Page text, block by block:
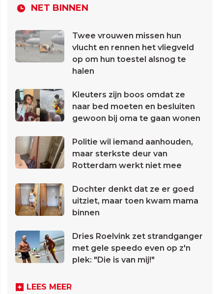
NET BINNEN
Twee vrouwen missen hun
vlucht en rennen het vliegveld
op om hun toestel alsnog te
halen
Kleuters zijn boos omdat ze
naar bed moeten en besluiten
gewoon bij oma te gaan wonen
Politie wil iemand aanhouden,
maar sterkste deur van
Rotterdam werkt niet mee
Dochter denkt dat ze er goed
uitziet, maar toen kwam mama
binnen
Dries Roelvink zet strandganger
met gele speedo even op z'n
plek: "Die is van mij!"
LEES MEER